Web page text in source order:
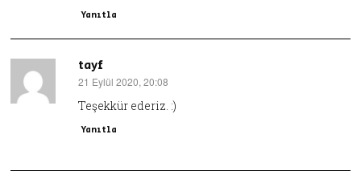
Yanıtla
tayf
dedi
ki:
21 Eylül 2020, 20:08
Teşekkür ederiz. :)
Yanıtla